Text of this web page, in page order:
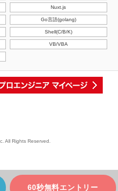
Nuxt.js
Go言語(golang)
Shell(C/B/K)
VB/VBA
All Rights Reserved.
60秒無料エントリー